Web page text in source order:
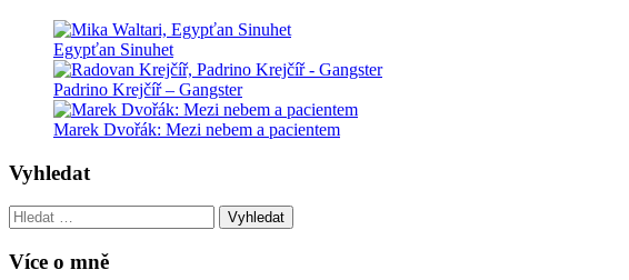
Egypťan Sinuhet
Padrino Krejčíř – Gangster
Marek Dvořák: Mezi nebem a pacientem
Vyhledat
Vyhledat:
Více o mně